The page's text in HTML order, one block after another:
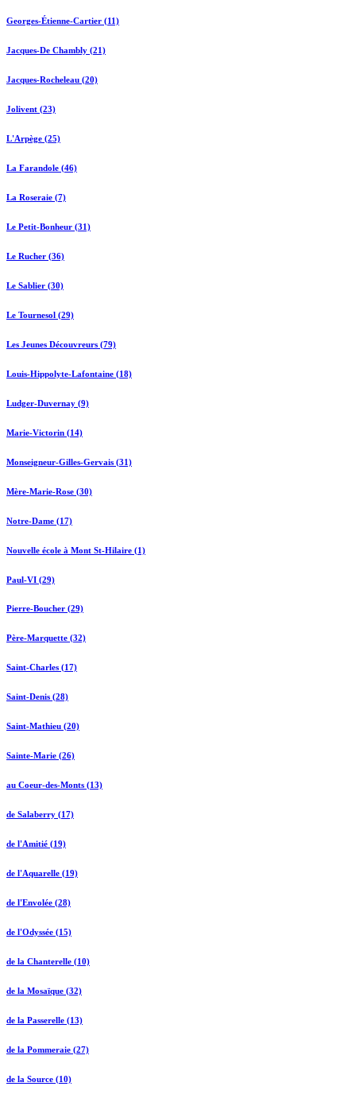
Georges-Étienne-Cartier (11)
Jacques-De Chambly (21)
Jacques-Rocheleau (20)
Jolivent (23)
L'Arpège (25)
La Farandole (46)
La Roseraie (7)
Le Petit-Bonheur (31)
Le Rucher (36)
Le Sablier (30)
Le Tournesol (29)
Les Jeunes Découvreurs (79)
Louis-Hippolyte-Lafontaine (18)
Ludger-Duvernay (9)
Marie-Victorin (14)
Monseigneur-Gilles-Gervais (31)
Mère-Marie-Rose (30)
Notre-Dame (17)
Nouvelle école à Mont St-Hilaire (1)
Paul-VI (29)
Pierre-Boucher (29)
Père-Marquette (32)
Saint-Charles (17)
Saint-Denis (28)
Saint-Mathieu (20)
Sainte-Marie (26)
au Coeur-des-Monts (13)
de Salaberry (17)
de l'Amitié (19)
de l'Aquarelle (19)
de l'Envolée (28)
de l'Odyssée (15)
de la Chanterelle (10)
de la Mosaïque (32)
de la Passerelle (13)
de la Pommeraie (27)
de la Source (10)